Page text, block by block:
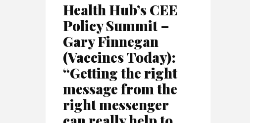
Health Hub’s CEE
Policy Summit –
Gary Finnegan
(Vaccines Today):
“Getting the right
message from the
right messenger